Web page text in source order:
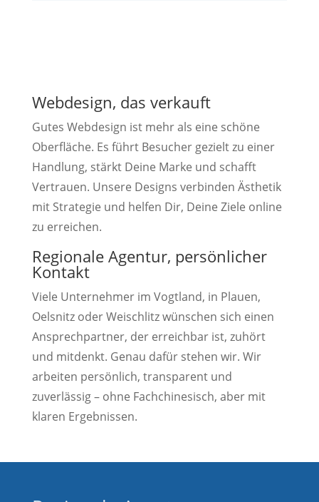
Webdesign, das verkauft
Gutes Webdesign ist mehr als eine schöne
Oberfläche. Es führt Besucher gezielt zu einer
Handlung, stärkt Deine Marke und schafft
Vertrauen. Unsere Designs verbinden Ästhetik
mit Strategie und helfen Dir, Deine Ziele online
zu erreichen.
Regionale Agentur, persönlicher
Kontakt
Viele Unternehmer im Vogtland, in Plauen,
Oelsnitz oder Weischlitz wünschen sich einen
Ansprechpartner, der erreichbar ist, zuhört
und mitdenkt. Genau dafür stehen wir. Wir
arbeiten persönlich, transparent und
zuverlässig – ohne Fachchinesisch, aber mit
klaren Ergebnissen.